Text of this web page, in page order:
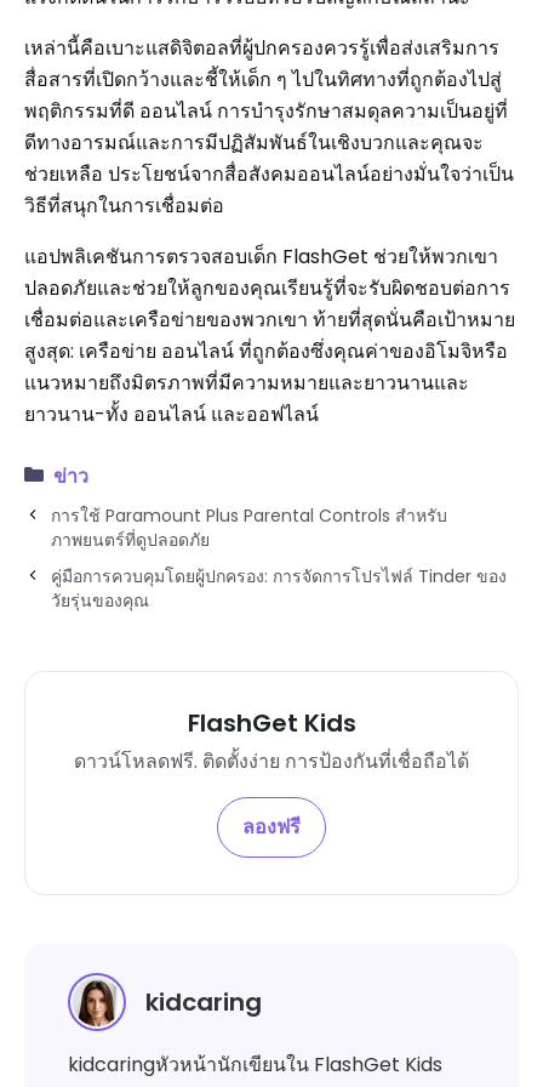
เหล่านี้คือเบาะแสดิจิตอลที่ผู้ปกครองควรรู้เพื่อส่งเสริมการ
สื่อสารที่เปิดกว้างและชี้ให้เด็ก ๆ ไปในทิศทางที่ถูกต้องไปสู่
พฤติกรรมที่ดี ออนไลน์ การบำรุงรักษาสมดุลความเป็นอยู่ที่
ดีทางอารมณ์และการมีปฏิสัมพันธ์ในเชิงบวกและคุณจะ
ช่วยเหลือ ประโยชน์จากสื่อสังคมออนไลน์อย่างมั่นใจว่าเป็น
วิธีที่สนุกในการเชื่อมต่อ
แอปพลิเคชันการตรวจสอบเด็ก FlashGet ช่วยให้พวกเขา
ปลอดภัยและช่วยให้ลูกของคุณเรียนรู้ที่จะรับผิดชอบต่อการ
เชื่อมต่อและเครือข่ายของพวกเขา ท้ายที่สุดนั่นคือเป้าหมาย
สูงสุด: เครือข่าย ออนไลน์ ที่ถูกต้องซึ่งคุณค่าของอิโมจิหรือ
แนวหมายถึงมิตรภาพที่มีความหมายและยาวนานและ
ยาวนาน-ทั้ง ออนไลน์ และออฟไลน์
ข่าว
การใช้ Paramount Plus Parental Controls สำหรับ
ภาพยนตร์ที่ดูปลอดภัย
คู่มือการควบคุมโดยผู้ปกครอง: การจัดการโปรไฟล์ Tinder ของ
วัยรุ่นของคุณ
FlashGet Kids
ดาวน์โหลดฟรี. ติดตั้งง่าย การป้องกันที่เชื่อถือได้
ลองฟรี
kidcaring
kidcaringหัวหน้านักเขียนใน FlashGet Kids